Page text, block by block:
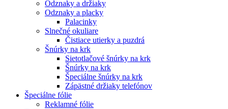
Odznaky a držiaky
Odznaky a placky
Palacinky
Slnečné okuliare
Čistiace utierky a puzdrá
Šnúrky na krk
Sietotlačové šnúrky na krk
Šnúrky na krk
Špeciálne šnúrky na krk
Zápästné držiaky telefónov
Špeciálne fólie
Reklamné fólie